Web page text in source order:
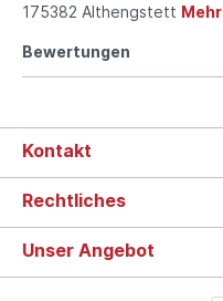
175382 Althengstett Mehr
Bewertungen
Kontakt
Rechtliches
Unser Angebot